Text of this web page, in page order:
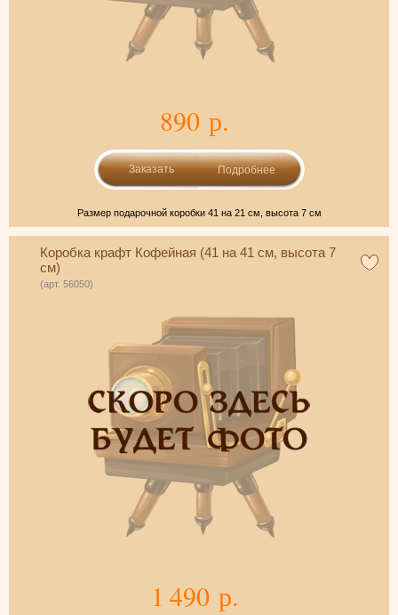
890 р.
Подробнее
Размер подарочной коробки 41 на 21 см, высота 7 см
Коробка крафт Кофейная (41 на 41 см, высота 7
см)
(арт. 56050)
1 490 р.